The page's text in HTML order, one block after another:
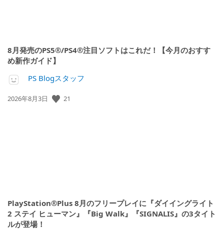
8月発売のPS5®/PS4®注目ソフトはこれだ！【今月のおすす
め新作ガイド】
PS Blogスタッフ
公
2026年8月3日 21
PlayStation®Plus 8月のフリープレイに『ダイイングライト
2 ステイ ヒューマン』『Big Walk』『SIGNALIS』の3タイト
ルが登場！